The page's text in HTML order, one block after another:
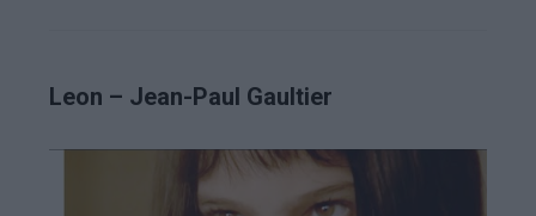
Leon – Jean-Paul Gaultier